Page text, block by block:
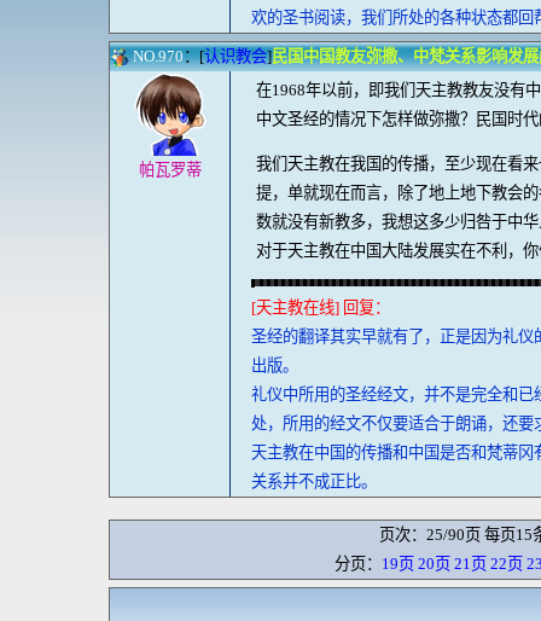
欢的圣书阅读，我们所处的各种状态都回
NO.970：[认识教会]民国中国教友弥撒、中梵关系影响发
帕瓦罗蒂
在1968年以前，即我们天主教教友没有
中文圣经的情况下怎样做弥撒？民国时
我们天主教在我国的传播，至少现在看
提，单就现在而言，除了地上地下教会
数就没有新教多，我想这多少归咎于中
对于天主教在中国大陆发展实在不利，
[天主教在线] 回复：
圣经的翻译其实早就有了，正是因为礼
出版。
礼仪中所用的圣经经文，并不是完全和
处，所用的经文不仅要适合于朗诵，还
天主教在中国的传播和中国是否和梵蒂
关系并不成正比。
页次：25/90页 每页15
分页： 19页 20页 21页 22页